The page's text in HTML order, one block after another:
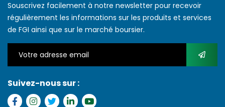
Souscrivez facilement à notre newsletter pour recevoir
régulièrement les informations sur les produits et services
de FGI ainsi que sur le marché boursier.
Suivez-nous sur :